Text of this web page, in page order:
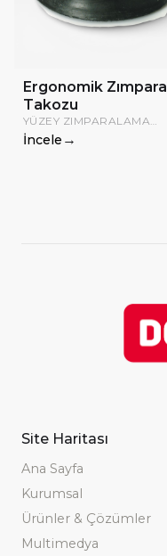
Ergonomik Zımpara
Takozu
YÜZEY ZIMPARALAMA
IŞLEMINDE KULLANILIR.
İncele →
Site Haritası
Ana Sayfa
Kurumsal
Ürünler & Çözümler
Multimedya